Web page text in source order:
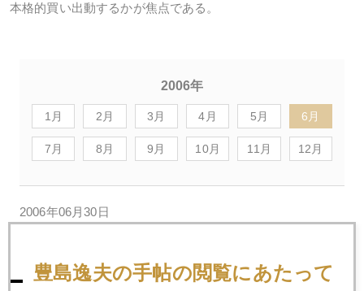
本格的買い出動するかが焦点である。
2006年
1月 2月 3月 4月 5月 6月
7月 8月 9月 10月 11月 12月
2006年06月30日
2006年06月28日
豊島逸夫の手帖の閲覧にあたって